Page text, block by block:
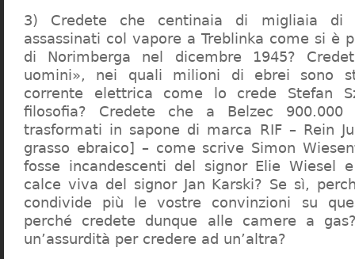
3) Credete che centinaia di migliaia di
assassinati col vapore a Treblinka come si è
di Norimberga nel dicembre 1945?
uomini», nei quali milioni di ebrei sono
corrente elettrica come lo crede Stefan
filosofia? Credete che a Belzec
trasformati in sapone di marca RIF – Rein
grasso ebraico] – come scrive Simon
fosse incandescenti del signor Elie Wiesel
calce viva del signor Jan Karski? Se sì,
condivide più le vostre convinzioni su
perché credete dunque alle camere a
un’assurdità per credere ad un’altra?